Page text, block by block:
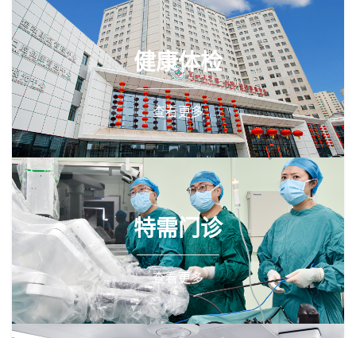
健康体检
查看更多
特需门诊
查看更多